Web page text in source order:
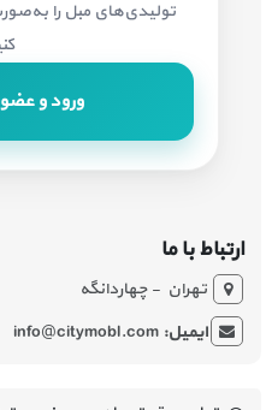
تولیدی‌های مبل را
ورود و
ارتباط با ما
تهران - چهاردانگه
ایمیل:info@citymobl.com